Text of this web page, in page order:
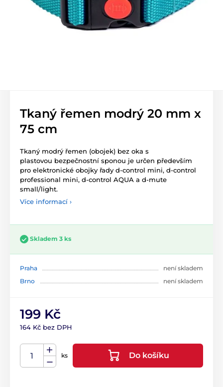
Tkaný řemen modrý 20 mm x
75 cm
Tkaný modrý řemen (obojek) bez oka s
plastovou bezpečnostní sponou je určen především
pro elektronické obojky řady d-control mini, d-control
professional mini, d-control AQUA a d-mute
small/light.
Více informací ›
Skladem 3 ks
Praha
není skladem
Brno
není skladem
199 Kč
164 Kč bez DPH
ks Do košíku